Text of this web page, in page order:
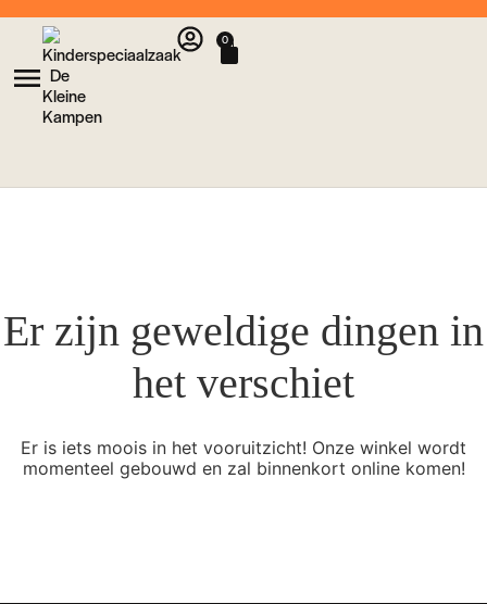
0
Er zijn geweldige dingen in
het verschiet
Er is iets moois in het vooruitzicht! Onze winkel wordt
momenteel gebouwd en zal binnenkort online komen!